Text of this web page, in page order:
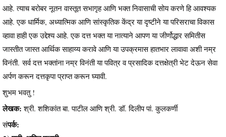
आहे. त्याच बरोबर नूतन वास्तूत सभागृह आणि भक्त निवासाची सोय करणे हि आवश्यक
आहे. एक धार्मिक, अध्यात्मिक आणि सांस्कृतिक केंद्र या दृष्टीने या परिसराचा विकास
व्हावा हाही एक उद्देश्य आहे. एक दत्त भक्त या नात्याने आपण या जीर्णोद्धार समितीस
जास्तीत जास्त आर्थिक साहाय्य करावे आणि या उपक्रमास हातभार लावावा अशी नम्र
विनंती. सर्व दत्त भक्तांना नम्र विनंती या पवित्र व प्रसादिक दत्तक्षेत्री भेट देऊन सेवा
अर्पण करून दत्तकृपा प्राप्त करून घ्यावी.
शुभम भवतु !
लेखक: श्री. शशिकांत बा. पाटील आणि श्री. डॉ. दिलीप पां. कुलकर्णी
संपर्क: